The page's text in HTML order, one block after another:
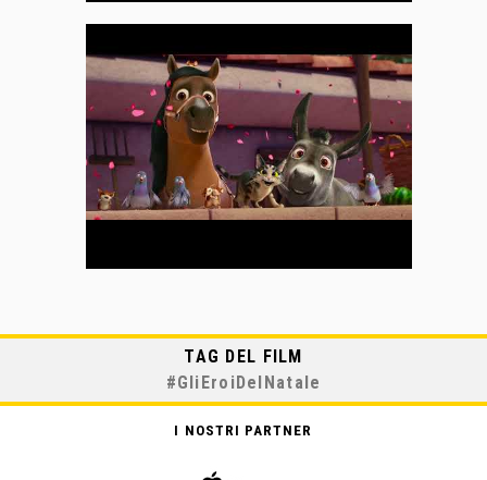
TAG DEL FILM
#GliEroiDelNatale
I NOSTRI PARTNER